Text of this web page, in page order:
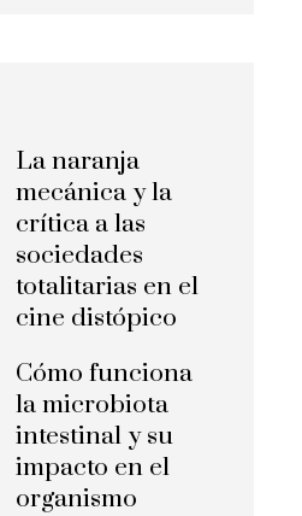
La naranja
mecánica y la
crítica a las
sociedades
totalitarias en el
cine distópico
Cómo funciona
la microbiota
intestinal y su
impacto en el
organismo